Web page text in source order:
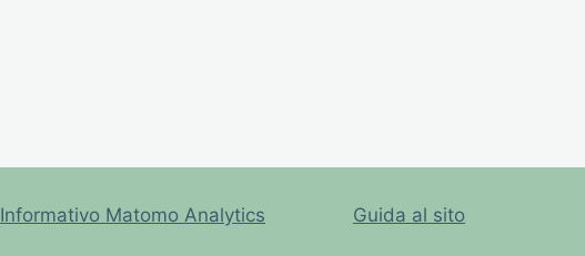
Informativo Matomo Analytics Guida al sito